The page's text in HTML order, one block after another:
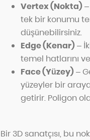
Vertex (Nokta)
tek bir konumu
düşünebilirsiniz.
Edge (Kenar)–
temel hatlarını
Face (Yüzey)–
yüzeyler bir
getirir. Poligon
Bir 3D sanatçısı, bu